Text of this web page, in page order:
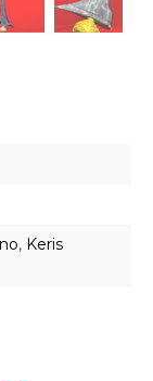
, Keris